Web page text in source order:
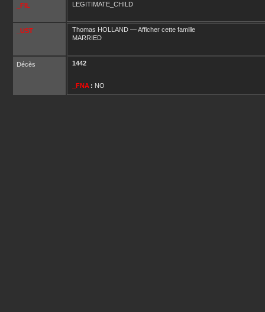
_FIL LEGITIMATE_CHILD
_UST Thomas HOLLAND —Afficher cette famille
MARRIED
Décès 1442
_FNA : NO